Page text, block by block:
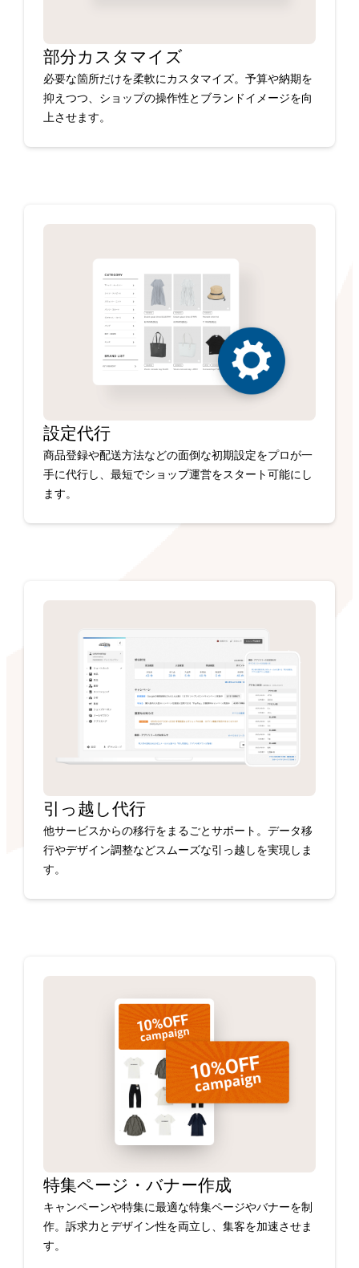
部分カスタマイズ
必要な箇所だけを柔軟にカスタマイズ。予算や納期を
抑えつつ、ショップの操作性とブランドイメージを向
上させます。
設定代行
商品登録や配送方法などの面倒な初期設定をプロが一
手に代行し、最短でショップ運営をスタート可能にし
ます。
引っ越し代行
他サービスからの移行をまるごとサポート。データ移
行やデザイン調整などスムーズな引っ越しを実現しま
す。
特集ページ・バナー作成
キャンペーンや特集に最適な特集ページやバナーを制
作。訴求力とデザイン性を両立し、集客を加速させま
す。